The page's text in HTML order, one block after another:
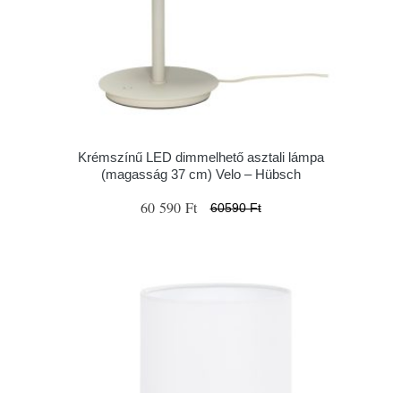
Krémszínű LED dimmelhető asztali lámpa
(magasság 37 cm) Velo – Hübsch
60 590 Ft 60590 Ft